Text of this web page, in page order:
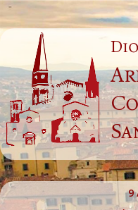
Skip
to
content
9